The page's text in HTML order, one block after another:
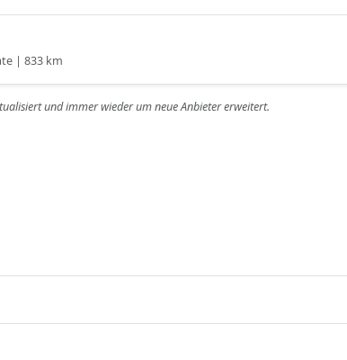
| 833 km
und immer wieder um neue Anbieter erweitert.